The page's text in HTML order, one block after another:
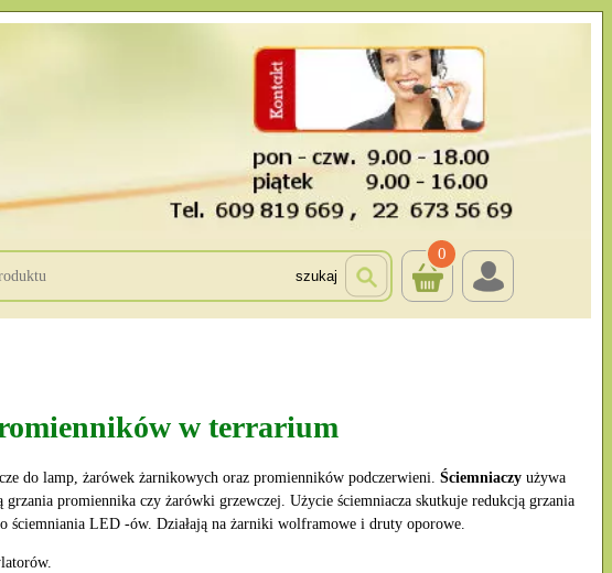
szukaj
0
w terrarium
do lamp, żarówek żarnikowych oraz promienników podczerwieni. Ściemniaczy używa
grzania promiennika czy żarówki grzewczej. Użycie ściemniacza skutkuje redukcją grzania
ściemniania LED -ów. Działają na żarniki wolframowe i druty oporowe.